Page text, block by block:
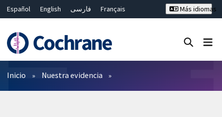
Español English فارسی
Français
Bahasa Malaysia
ไทย 繁體中文
Más idiomas
Filtros
Inicio Nuestra evidencia